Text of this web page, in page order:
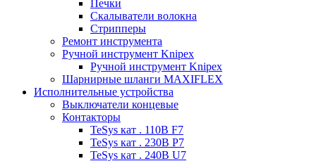
Печки
Скалыватели волокна
Стрипперы
Ремонт инструмента
Ручной инструмент Knipex
Ручной инструмент Knipex
Шарнирные шланги MAXIFLEX
Исполнительные устройства
Выключатели концевые
Контакторы
TeSys кат . 110В F7
TeSys кат . 230В P7
TeSys кат . 240В U7